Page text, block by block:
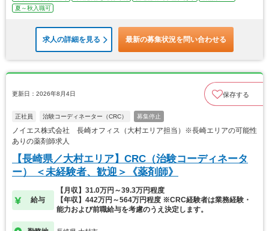
夏～秋入職可
求人の詳細を見る 最新の募集状況を問い合わせる
更新日：2026年8月4日 保存する
正社員 治験コーディネーター（CRC） 募集停止
ノイエス株式会社 長崎オフィス（大村エリア担当）※長崎エリアの可能性
ありの薬剤師求人
【長崎県／大村エリア】CRC（治験コーディネータ
ー） ＜未経験者、歓迎＞《薬剤師》
給与
【月収】31.0万円～39.3万円程度
【年収】442万円～564万円程度 ※CRC経験者は業務経験・
能力および前職給与を考慮のうえ決定します。